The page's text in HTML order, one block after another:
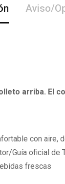
Aviso/
arriba. El
con aire,
Guía oficial de
frescas